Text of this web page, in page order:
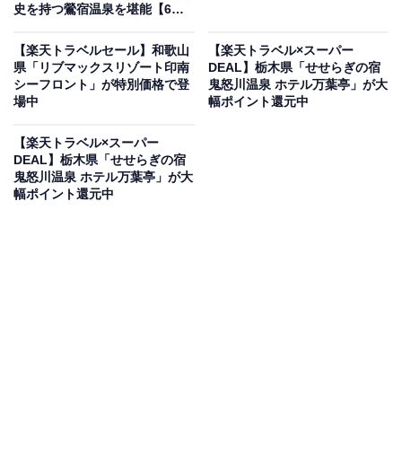
楽天トラベルでホテルを見る
史を持つ鶯宿温泉を堪能【6月7
【楽天トラベルセール】和歌山
県「リブマックスリゾート印南
シーフロント」が特別価格で登
場中
【楽天トラベル×スーパー
DEAL】栃木県「せせらぎの宿
鬼怒川温泉 ホテル万葉亭」が大
幅ポイント還元中
【楽天トラベル×スーパー
DEAL】栃木県「せせらぎの宿
鬼怒川温泉 ホテル万葉亭」が大
幅ポイント還元中